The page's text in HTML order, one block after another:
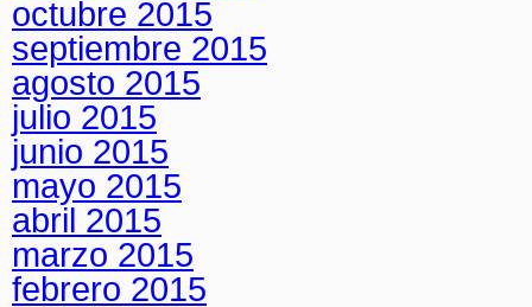
octubre 2015
septiembre 2015
agosto 2015
julio 2015
junio 2015
mayo 2015
abril 2015
marzo 2015
febrero 2015